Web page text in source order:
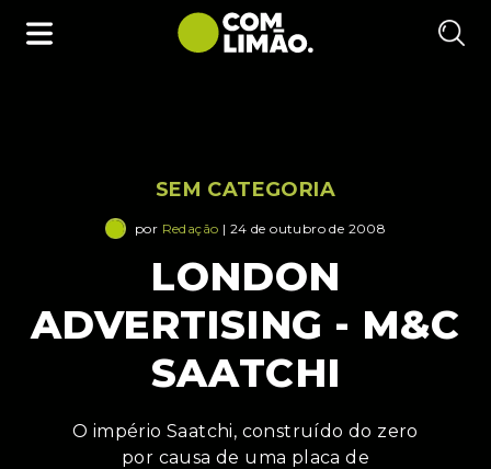
SEM CATEGORIA
por Redação | 24 de outubro de 2008
LONDON
ADVERTISING - M&C
SAATCHI
O império Saatchi, construído do zero
por causa de uma placa de